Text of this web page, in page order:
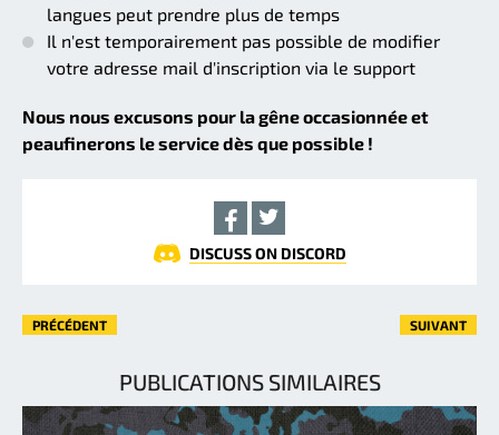
langues peut prendre plus de temps
Il n'est temporairement pas possible de modifier
votre adresse mail d'inscription via le support
Nous nous excusons pour la gêne occasionnée et
peaufinerons le service dès que possible !
DISCUSS ON DISCORD
PRÉCÉDENT SUIVANT
PUBLICATIONS SIMILAIRES